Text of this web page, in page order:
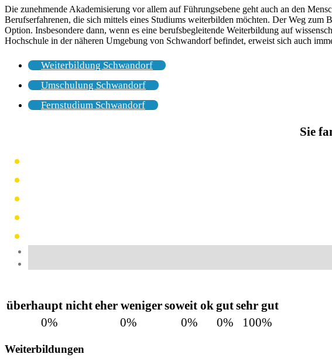
Die zunehmende Akademisierung vor allem auf Führungsebene geht auch an den
Berufserfahrenen, die sich mittels eines Studiums weiterbilden möchten. Der Weg
Option. Insbesondere dann, wenn es eine berufsbegleitende Weiterbildung auf
Hochschule in der näheren Umgebung von Schwandorf befindet, erweist sich auch
Weiterbildung Schwandorf
Umschulung Schwandorf
Fernstudium Schwandorf
Sie
überhaupt nichteher wenigersoweit okgutsehr gut
0%
0% 0% 0% 100%
Weiterbildungen